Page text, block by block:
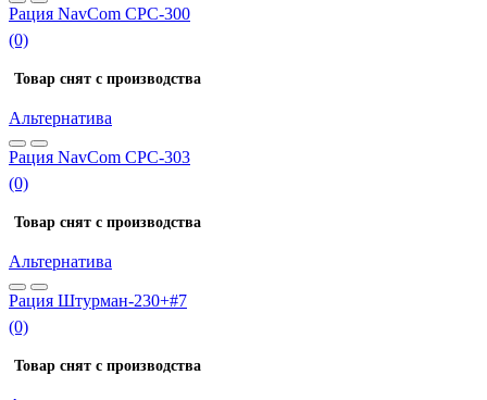
Рация NavCom СРС-300
(0)
Товар снят с производства
Альтернатива
Рация NavCom СРC-303
(0)
Товар снят с производства
Альтернатива
Рация Штурман-230+#7
(0)
Товар снят с производства